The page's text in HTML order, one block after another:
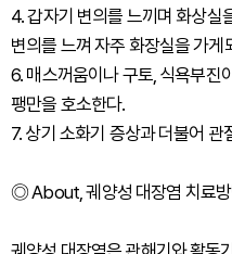
4. 갑자기 변의를 느끼며 화상실
변의를 느껴 자주 화장실을 가게
6. 매스꺼움이나 구토, 식욕부진
팽만을 호소한다.
7. 상기 소화기 증상과 더불어
◎ About, 궤양성 대장염 치료방